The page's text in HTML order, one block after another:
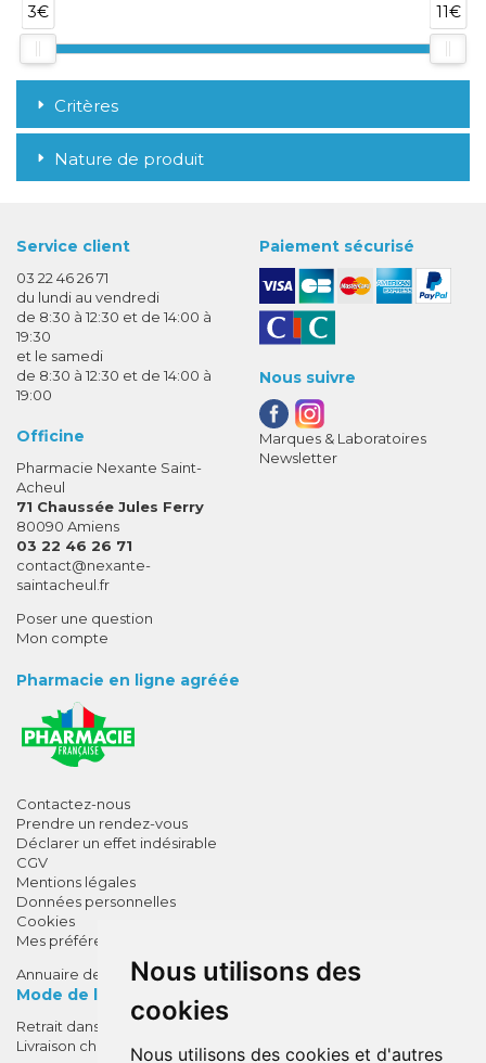
Nous utilisons des
cookies
Nous utilisons des cookies et d'autres
3€ 11€
Critères
Nature de produit
Service client
03 22 46 26 71
du lundi au vendredi
de 8:30 à 12:30 et de 14:00 à
19:30
et le samedi
de 8:30 à 12:30 et de 14:00 à
19:00
Officine
Pharmacie Nexante Saint-
Acheul
71 Chaussée Jules Ferry
80090 Amiens
03 22 46 26 71
contact-
@-
nexante-
saintacheul.fr
Poser une question
Mon compte
Paiement sécurisé
Nous suivre
Marques & Laboratoires
Newsletter
Pharmacie en ligne agréée
Contactez-nous
Prendre un rendez-vous
Déclarer un effet indésirable
CGV
Mentions légales
Données personnelles
Cookies
Mes préférences Cookies
Annuaire des pharmacies
Mode de livraison
Retrait dans la pharmacie
Livraison chez vous